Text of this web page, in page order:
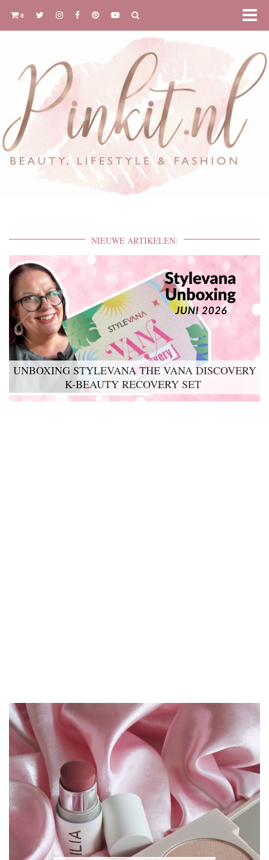
0
NIEUWE ARTIKELEN:
UNBOXING STYLEVANA THE VANA DISCOVERY
K-BEAUTY RECOVERY SET